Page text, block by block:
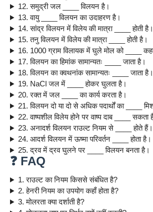
12. समुद्री जल ____ विलयन है।
13. वायु ____ विलयन का उदाहरण है।
14. सांद्र विलयन में विलेय की मात्रा ____ होती है।
15. तनु विलयन में विलेय की मात्रा ____ होती है।
16. 1000 ग्राम विलायक में घुले मोल को ____
17. विलयन का हिमांक सामान्यतः ____ जाता है।
18. विलयन का क्वथनांक सामान्यतः ____ जाता है।
19. NaCl जल में ____ होकर घुलता है।
20. रक्त में जल ____ का कार्य करता है।
21. विलयन दो या दो से अधिक पदार्थों का ____
22. वाष्पशील विलेय होने पर वाष्प दाब ____ सकता
23. अनादर्श विलयन राउल्ट नियम से ____ होते हैं।
24. आदर्श विलयन में ऊष्मा परिवर्तन ____ होता है।
25. द्रव में द्रव घुलने पर ____ विलयन बनता है।
❓ FAQ
1. राउल्ट का नियम किससे संबंधित है?
2. हेनरी नियम का उपयोग कहाँ होता है?
3. मोलरता क्या दर्शाती है?